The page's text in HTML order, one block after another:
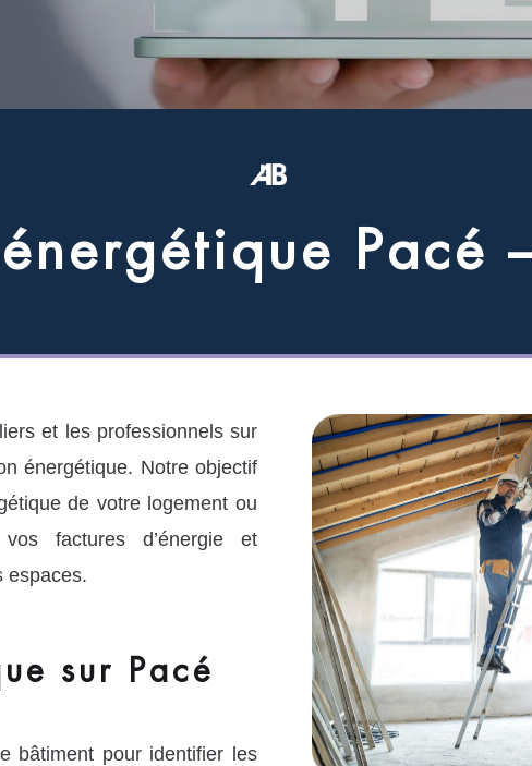
énergétique Pacé
et les professionnels sur
énergétique. Notre objectif
de votre logement ou
factures d’énergie et
espaces.
sur Pacé
bâtiment pour identifier les